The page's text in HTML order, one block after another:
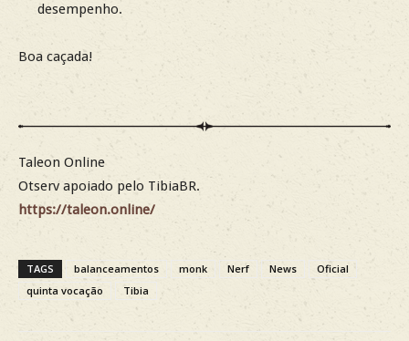
desempenho.
Boa caçada!
Taleon Online
Otserv apoiado pelo TibiaBR.
https://taleon.online/
TAGS balanceamentos monk Nerf News
Oficial
quinta vocação
Tibia